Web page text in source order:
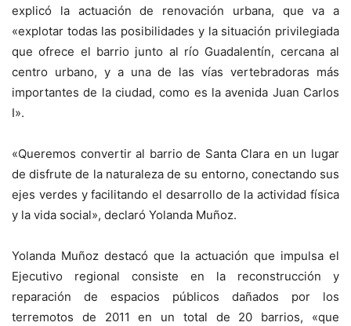
explicó la actuación de renovación urbana, que va a
«explotar todas las posibilidades y la situación privilegiada
que ofrece el barrio junto al río Guadalentín, cercana al
centro urbano, y a una de las vías vertebradoras más
importantes de la ciudad, como es la avenida Juan Carlos
I».
«Queremos convertir al barrio de Santa Clara en un lugar
de disfrute de la naturaleza de su entorno, conectando sus
ejes verdes y facilitando el desarrollo de la actividad física
y la vida social», declaró Yolanda Muñoz.
Yolanda Muñoz destacó que la actuación que impulsa el
Ejecutivo regional consiste en la reconstrucción y
reparación de espacios públicos dañados por los
terremotos de 2011 en un total de 20 barrios, «que